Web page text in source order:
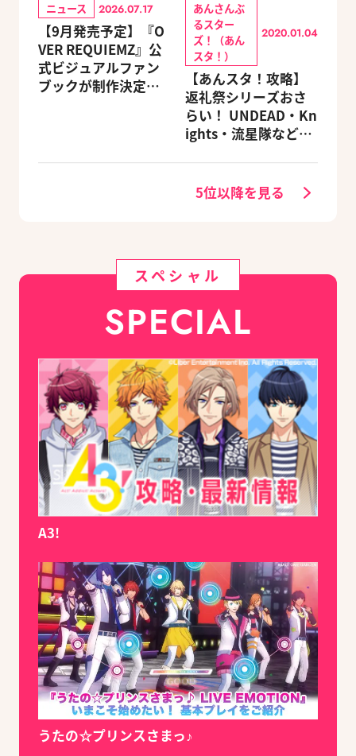
ニュース 2026.07.17
【9月発売予定】『O
VER REQUIEMZ』公
式ビジュアルファン
ブックが制作決定！
あんさんぶ
るスター
ズ！（あん
スタ！）
2020.01.04
【あんスタ！攻略】
返礼祭シリーズおさ
らい！ UNDEAD・Kn
ights・流星隊など、
5位以降を見る
スペシャル
SPECIAL
A3!
うたの☆プリンスさまっ♪